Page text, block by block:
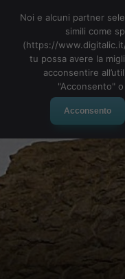
Noi e alcuni partner
simili come
(https://
tu possa avere la
acconsentire
"Acconsento"
Acconsento